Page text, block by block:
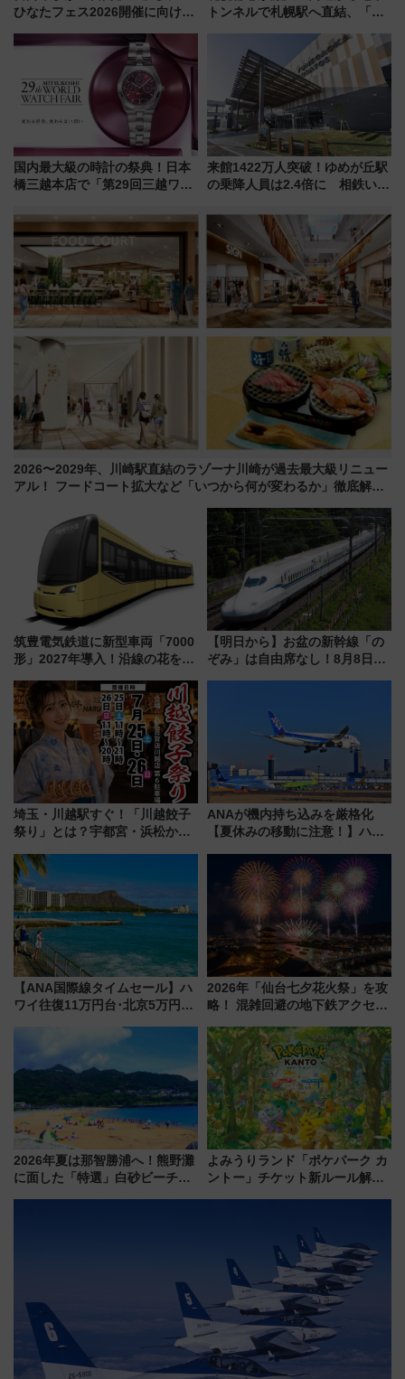
ひなたフェス2026開催に向けJR
全力応援 夜行列車「ドリーム
おひさま号」も走る
トンネルで札幌駅へ直結、「創
から本格着工、延長4.8km整備
事業の全貌
国内最大級の時計の祭典！日本
橋三越本店で「第29回三越ワー
【2026年8月5日～25日】
来館1422万人突破！ゆめが丘駅
の乗降人員は2.4倍に 相鉄いず
年祭にそうにゃん＆DB.スター
マンが登場
2026〜2029年、川崎駅直結のラゾーナ川崎が過去最大級リニュー
アル！ フードコート拡大など「いつから何が変わるか」徹底解
筑豊電気鉄道に新型車両「7000
形」2027年導入！沿線の花をイ
内は落ち着いたゆとりある空間
に
【明日から】お盆の新幹線「の
ぞみ」は自由席なし！8月8日午
雑避ける「空席」探しのコツ
埼玉・川越駅すぐ！「川越餃子
祭り」とは？宇都宮・浜松から
を食べ比べ【7月25日・26日開
催】
ANAが機内持ち込みを厳格化
【夏休みの移動に注意！】ハン
「身の回り品」新サイズ制限
(40×30×20cm)おさらい
【ANA国際線タイムセール】ハ
ワイ往復11万円台･北京5万円台
来春のGW旅行まで狙える激ア
ツ路線まとめ（8/10まで）
2026年「仙台七夕花火祭」を攻
略！ 混雑回避の地下鉄アクセス
火前に楽しむ仙台観光ルートま
で解説！
2026年夏は那智勝浦へ！熊野灘
に面した「特選」白砂ビーチは
よみうりランド「ポケパーク カ
ントー」チケット新ルール解